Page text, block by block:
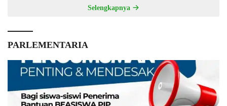
Selengkapnya
PARLEMENTARIA